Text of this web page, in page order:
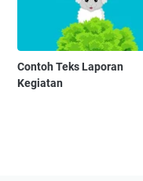
Contoh Teks Laporan
Kegiatan